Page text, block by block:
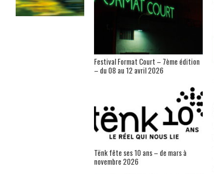
Festival Format Court – 7ème édition
– du 08 au 12 avril 2026
Tënk fête ses 10 ans – de mars à
novembre 2026